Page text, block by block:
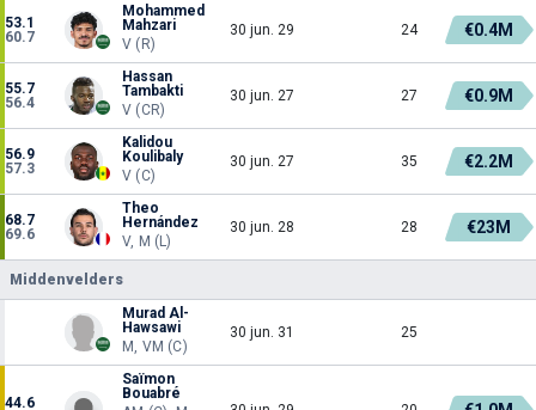
53.1
60.7
Mohammed
Mahzari
V (R)
30 jun. 29 24 €0.4M
55.7
56.4
Hassan
Tambakti
V (CR)
30 jun. 27 27 €0.9M
56.9
57.3
Kalidou
Koulibaly
V (C)
30 jun. 27 35 €2.2M
68.7
69.6
Theo
Hernández
V, M (L)
30 jun. 28 28 €23M
Middenvelders
Murad Al-
Hawsawi
M, VM (C)
30 jun. 31 25
44.6
Saïmon
Bouabré